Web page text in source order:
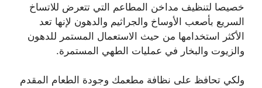
خصيصا لتنظيف مداخن المطاعم التي تتعرض للاتساخ
السريع بأصعب الأوساخ والجراثيم والدهون لإنها تعد
الأكثر استخدامها من حيث الاستعمال المستمر للدهون
والزيوت والبخار في عمليات الطهي المستمرة.
ولكي تحافظ على نظافة مطعمك وجودة الطعام المقدم